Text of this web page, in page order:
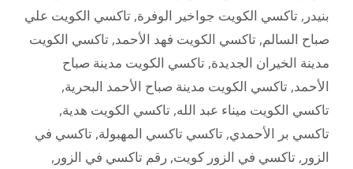
بنيدر , تاكسي الكويت جواخير الوفرة, تاكسي الكويت علي
صباح السالم, تاكسي الكويت فهد الأحمد, تاكسي الكويت
مدينة الخيران الجديدة, تاكسي الكويت مدينة صباح
الأحمد, تاكسي الكويت مدينة صباح الأحمد البحرية,
تاكسي الكويت ميناء عبد الله, تاكسي الكويت هدية,
تاكسي بر الأحمدي, تاكسي تاكسي المهبولة, تاكسي في
الزور , تاكسي في الزور كويت, رقم تاكسي في الزور ,